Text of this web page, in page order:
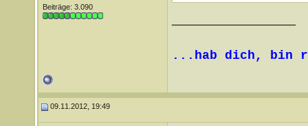
Beiträge: 3.090
...hab dich, bin
09.11.2012, 19:49